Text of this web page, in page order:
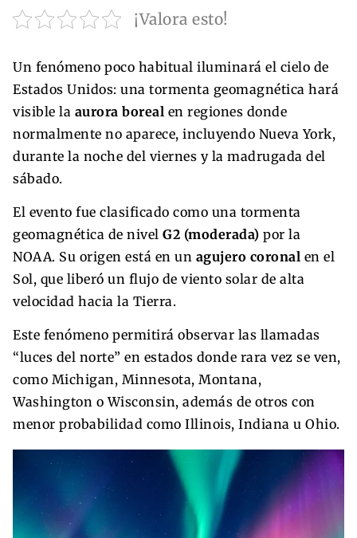
¡Valora esto!
Un fenómeno poco habitual iluminará el cielo de
Estados Unidos: una tormenta geomagnética hará
visible la aurora boreal en regiones donde
normalmente no aparece, incluyendo Nueva York,
durante la noche del viernes y la madrugada del
sábado.
El evento fue clasificado como una tormenta
geomagnética de nivel G2 (moderada) por la
NOAA. Su origen está en un agujero coronal en el
Sol, que liberó un flujo de viento solar de alta
velocidad hacia la Tierra.
Este fenómeno permitirá observar las llamadas
“luces del norte” en estados donde rara vez se ven,
como Michigan, Minnesota, Montana,
Washington o Wisconsin, además de otros con
menor probabilidad como Illinois, Indiana u Ohio.